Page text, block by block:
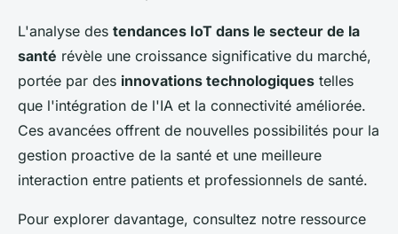
L'analyse des tendances IoT dans le secteur de la
santé révèle une croissance significative du marché,
portée par des innovations technologiques telles
que l'intégration de l'IA et la connectivité améliorée.
Ces avancées offrent de nouvelles possibilités pour la
gestion proactive de la santé et une meilleure
interaction entre patients et professionnels de santé.
Pour explorer davantage, consultez notre ressource